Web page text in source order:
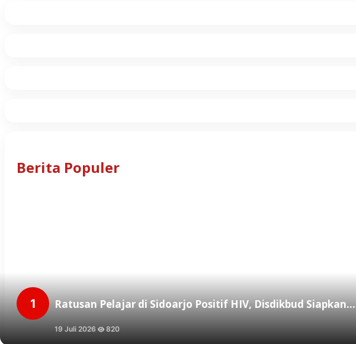
Berita Populer
1 Ratusan Pelajar di Sidoarjo Positif HIV, Disdikbud Siapkan…
19 Juli 2026 820